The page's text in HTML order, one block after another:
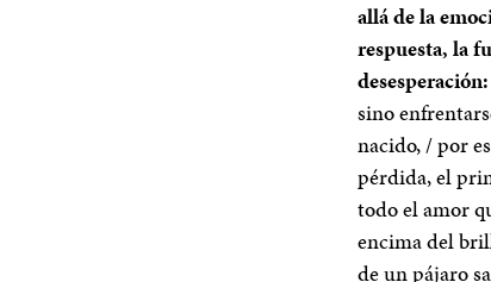
allá de la
respuesta, la
desesperación
sino
nacido, / por
pérdida, el
todo el amor
encima del
de un pájaro